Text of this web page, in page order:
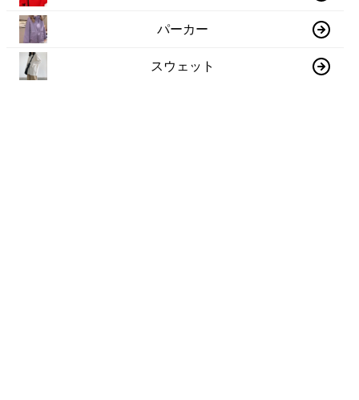
パーカー
スウェット